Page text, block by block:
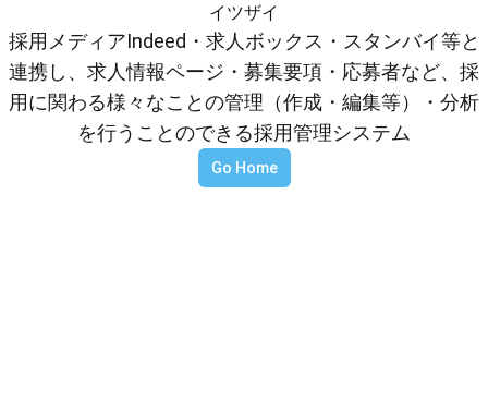
イツザイ
採用メディアIndeed・求人ボックス・スタンバイ等と
連携し、求人情報ページ・募集要項・応募者など、採
用に関わる様々なことの管理（作成・編集等）・分析
を行うことのできる採用管理システム
Go Home